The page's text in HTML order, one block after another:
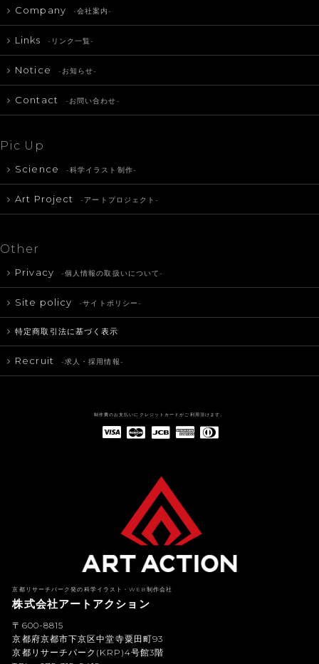
Company -会社案内-
Links -リンク一覧-
Notice -お知らせ-
Contact -お問い合わせ-
Pic Up
Science -科学イラスト制作-
Art Project -アートプロジェクト-
Other
Privacy -個人情報の取扱いについて-
Site policy -サイトポリシー-
特定商取引法に基づく表示
Recruit -求人・採用情報-
制作費のお支払いにクレジットカードがご利用頂けます。
京都リサーチパーク発の科学イラスト・WEB制作会社
株式会社アートアクション
〒600-8815
京都府京都市下京区中堂寺粟田町93
京都リサーチパーク(KRP)4号館3階